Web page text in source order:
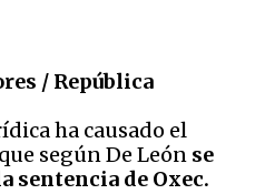
/ República
ha causado el
según De León se
sentencia de Oxec.